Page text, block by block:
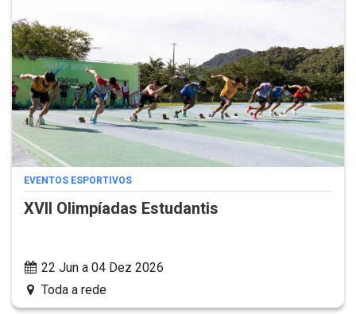
EVENTOS ESPORTIVOS
XVII Olimpíadas Estudantis
22 Jun a 04 Dez 2026
Toda a rede